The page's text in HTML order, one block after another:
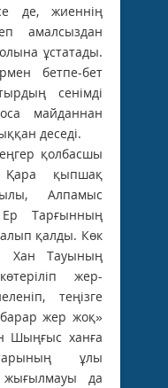
де, жиеннің
амалсыздан
ұстатады.
бетпе-бет
сенімді
майданнан
деседі.
қолбасшы
Қара қыпшақ
Алпамыс
Тарғынның
қалды. Көк
Хан Тауының
жер-
теңізге
барар жер жоқ»
Шыңғыс ханға
ұлы
да